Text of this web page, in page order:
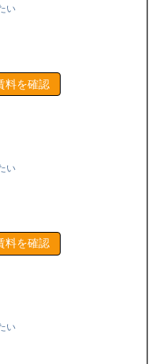
い
料を確認
い
料を確認
い